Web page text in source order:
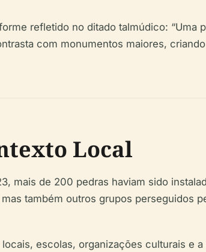
refletido no ditado talmúdico: “Uma
com monumentos maiores,
Local
mais de 200 pedras haviam sido
também outros grupos perseguidos
escolas, organizações culturais e